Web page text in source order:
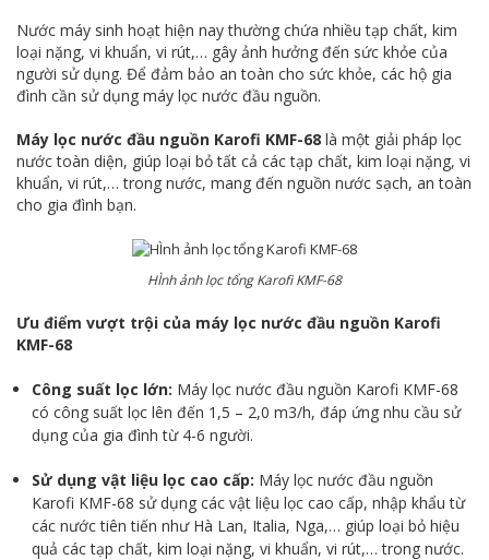
Nước máy sinh hoạt hiện nay thường chứa nhiều tạp chất, kim
loại nặng, vi khuẩn, vi rút,… gây ảnh hưởng đến sức khỏe của
người sử dụng. Để đảm bảo an toàn cho sức khỏe, các hộ gia
đình cần sử dụng máy lọc nước đầu nguồn.
Máy lọc nước đầu nguồn Karofi KMF-68 là một giải pháp lọc
nước toàn diện, giúp loại bỏ tất cả các tạp chất, kim loại nặng, vi
khuẩn, vi rút,… trong nước, mang đến nguồn nước sạch, an toàn
cho gia đình bạn.
HÌnh ảnh lọc tổng Karofi KMF-68
Ưu điểm vượt trội của máy lọc nước đầu nguồn Karofi
KMF-68
Công suất lọc lớn: Máy lọc nước đầu nguồn Karofi KMF-68
có công suất lọc lên đến 1,5 – 2,0 m3/h, đáp ứng nhu cầu sử
dụng của gia đình từ 4-6 người.
Sử dụng vật liệu lọc cao cấp: Máy lọc nước đầu nguồn
Karofi KMF-68 sử dụng các vật liệu lọc cao cấp, nhập khẩu từ
các nước tiên tiến như Hà Lan, Italia, Nga,… giúp loại bỏ hiệu
quả các tạp chất, kim loại nặng, vi khuẩn, vi rút,… trong nước.